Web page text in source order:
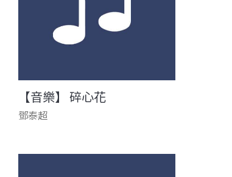
【音樂】 碎心花
鄧泰超